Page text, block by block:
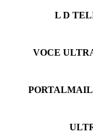
L D
VOCE